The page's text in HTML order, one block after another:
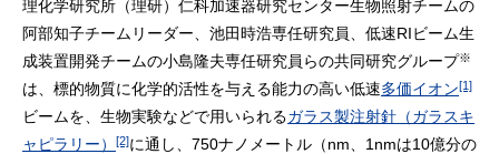
理化学研究所（理研）仁科加速器研究センター生物照射チームの
阿部知子チームリーダー、池田時浩専任研究員、低速RIビーム生
成装置開発チームの小島隆夫専任研究員らの共同研究グループ※
は、標的物質に化学的活性を与える能力の高い低速多価イオン[1]
ビームを、生物実験などで用いられるガラス製注射針（ガラスキ
ャピラリー）
[2]に通し、750ナノメートル（nm、1nmは10億分の